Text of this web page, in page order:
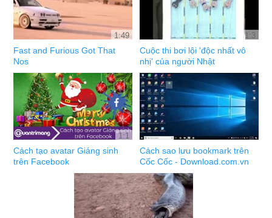
1:49
Fast and Furious Got That
Nos
1:3
Cuộc thi bơi lội 'độc nhất vô
nhị' của người Nhật
1:1
Cách tạo avatar Giáng sinh
trên Facebook
Cách sao lưu bookmark trên
Cốc Cốc - Download.com.vn